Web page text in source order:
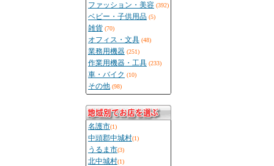
ファッション・美容 (392)
ベビー・子供用品 (5)
雑貨 (70)
オフィス・文具 (48)
業務用機器 (251)
作業用機器・工具 (233)
車・バイク (10)
その他 (98)
名護市(1)
中頭郡中城村(1)
うるま市(3)
北中城村(1)